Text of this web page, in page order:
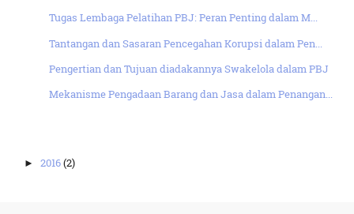
Tugas Lembaga Pelatihan PBJ: Peran Penting dalam M...
Tantangan dan Sasaran Pencegahan Korupsi dalam Pen...
Pengertian dan Tujuan diadakannya Swakelola dalam PBJ
Mekanisme Pengadaan Barang dan Jasa dalam Penangan...
► 2016(2)